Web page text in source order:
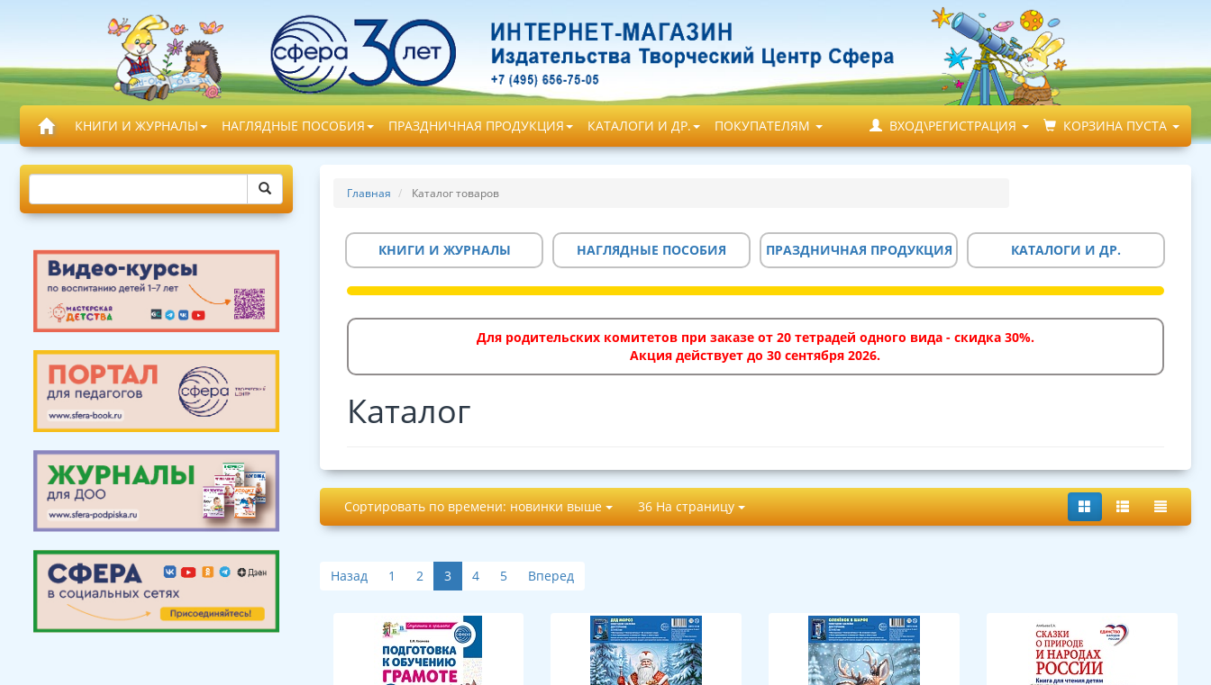
КНИГИ И ЖУРНАЛЫ НАГЛЯДНЫЕ ПОСОБИЯ ПРАЗДНИЧНАЯ ПРОДУКЦИЯ КАТАЛОГИ И ДР. ПОКУПАТЕЛЯМ ВХОД\РЕГИСТРАЦИЯ КОРЗИНА ПУСТА
Главная Каталог товаров
КНИГИ И ЖУРНАЛЫ НАГЛЯДНЫЕ ПОСОБИЯ ПРАЗДНИЧНАЯ ПРОДУКЦИЯ КАТАЛОГИ И ДР.
Для родительских комитетов при заказе от 20 тетрадей одного вида - скидка 30%.
Акция действует до 30 сентября 2026.
Каталог
Сортировать по времени: новинки выше 36 На страницу
Назад 1 2 3 4 5 Вперед